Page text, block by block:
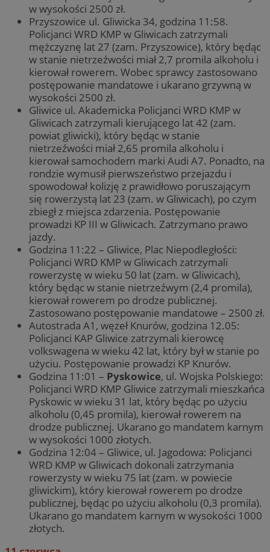
w wysokości 2500 zł.
Przyszowice ul. Gliwicka 34, godzina 11:58.
Policjanci WRD KMP w Gliwicach zatrzymali
mężczyznę lat 27 (zam. Przyszowice), który będąc
w stanie nietrzeźwości miał 2,7 promila alkoholu i
kierował rowerem. Wobec sprawcy zastosowano
postępowanie mandatowe i ukarano grzywną w
wysokości 2500 zł.
Gliwice ul. Akademicka Policjanci WRD KMP w
Gliwicach zatrzymali kierującego lat 42 (zam.
powiat gliwicki), który będąc w stanie
nietrzeźwości miał 2,65 promila alkoholu i
kierował samochodem marki Audi A7. Ponadto, na
rondzie wymusił pierwszeństwo przejazdu i
spowodował kolizję z prawidłowo poruszającym
się rowerzystą lat 23 (zam. w Gliwicach), po czym
zbiegł z miejsca zdarzenia. Postępowanie
prowadzi KP III w Gliwicach. Zatrzymano prawo
jazdy.
Godzina 11:22 – Gliwice, Plac Niepodległości:
Policjanci WRD KMP w Gliwicach zatrzymali
rowerzystę w wieku 50 lat (zam. w Gliwicach),
który będąc w stanie nietrzeźwym (2,4 promila),
kierował rowerem po drodze publicznej.
Zastosowano postępowanie mandatowe – 2500 zł.
Autostrada A1, węzeł Knurów, godzina 12.05:
Policjanci KAP Gliwice zatrzymali kierowcę
volkswagena w wieku 42 lat, który był w stanie po
użyciu. Postępowanie prowadzi KP Knurów.
Godzina 11:01 – Pyskowice, ul. Wojska Polskiego:
Policjanci WRD KMP Gliwice zatrzymali mieszkańca
Pyskowic w wieku 31 lat, który będąc po użyciu
alkoholu (0,45 promila), kierował rowerem na
drodze publicznej. Ukarano go mandatem karnym
w wysokości 1000 złotych.
Godzina 12:04 – Gliwice, ul. Jagodowa: Policjanci
WRD KMP w Gliwicach dokonali zatrzymania
rowerzysty w wieku 75 lat (zam. w powiecie
gliwickim), który kierował rowerem po drodze
publicznej, będąc po użyciu alkoholu (0,3 promila).
Ukarano go mandatem karnym w wysokości 1000
złotych.